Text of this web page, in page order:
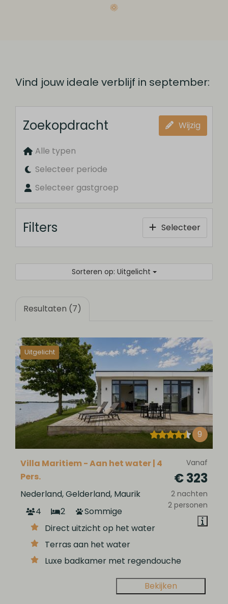
Vind jouw ideale verblijf in september:
Zoekopdracht Wijzig
Alle typen
Selecteer periode
Selecteer gastgroep
Filters Selecteer
Sorteren op: Uitgelicht
Resultaten (7)
Uitgelicht
9
Vanaf
€ 323
2 nachten
2 personen
Villa Maritiem - Aan het water | 4
Pers.
Nederland, Gelderland, Maurik
4
2
Sommige
Direct uitzicht op het water
Terras aan het water
Luxe badkamer met regendouche
Bekijken